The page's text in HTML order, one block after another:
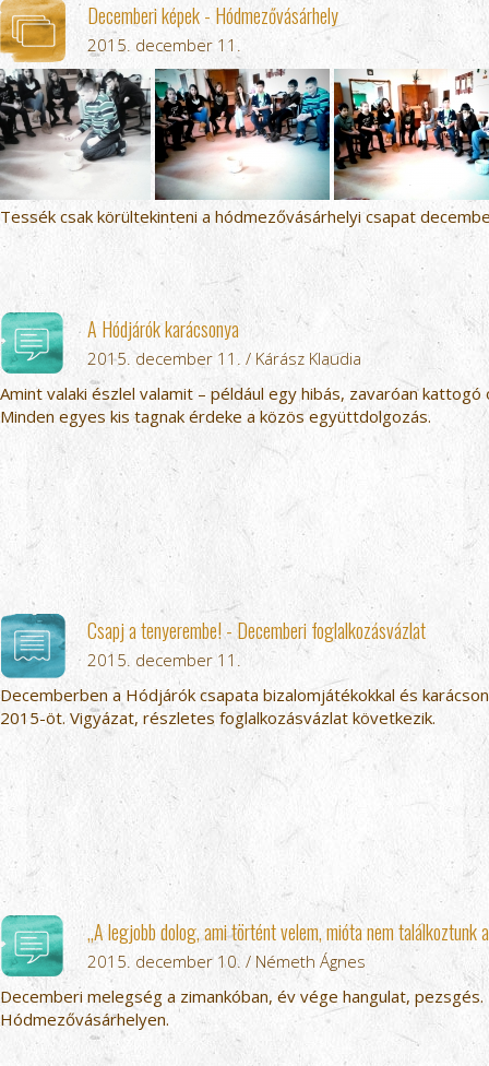
Decemberi képek - Hódmezővásárhely
2015. december 11.
Tessék csak körültekinteni a hódmezővásárhelyi csapat
A Hódjárók karácsonya
2015. december 11. / Kárász Klaudia
Amint valaki észlel valamit – például egy hibás, zavaróan kattogó
Minden egyes kis tagnak érdeke a közös együttdolgozás.
Csapj a tenyerembe! - Decemberi foglalkozásvázlat
2015. december 11.
Decemberben a Hódjárók csapata bizalomjátékokkal és
2015-öt. Vigyázat, részletes foglalkozásvázlat következik.
„A legjobb dolog, ami történt velem, mióta nem találkoztunk
2015. december 10. / Németh Ágnes
Decemberi melegség a zimankóban, év vége hangulat,
Hódmezővásárhelyen.